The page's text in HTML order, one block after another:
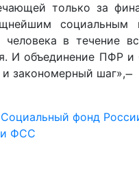
только за
социальным
в течение
И объединение ПФР
закономерный шаг»,
Социальный фонд
и ФСС